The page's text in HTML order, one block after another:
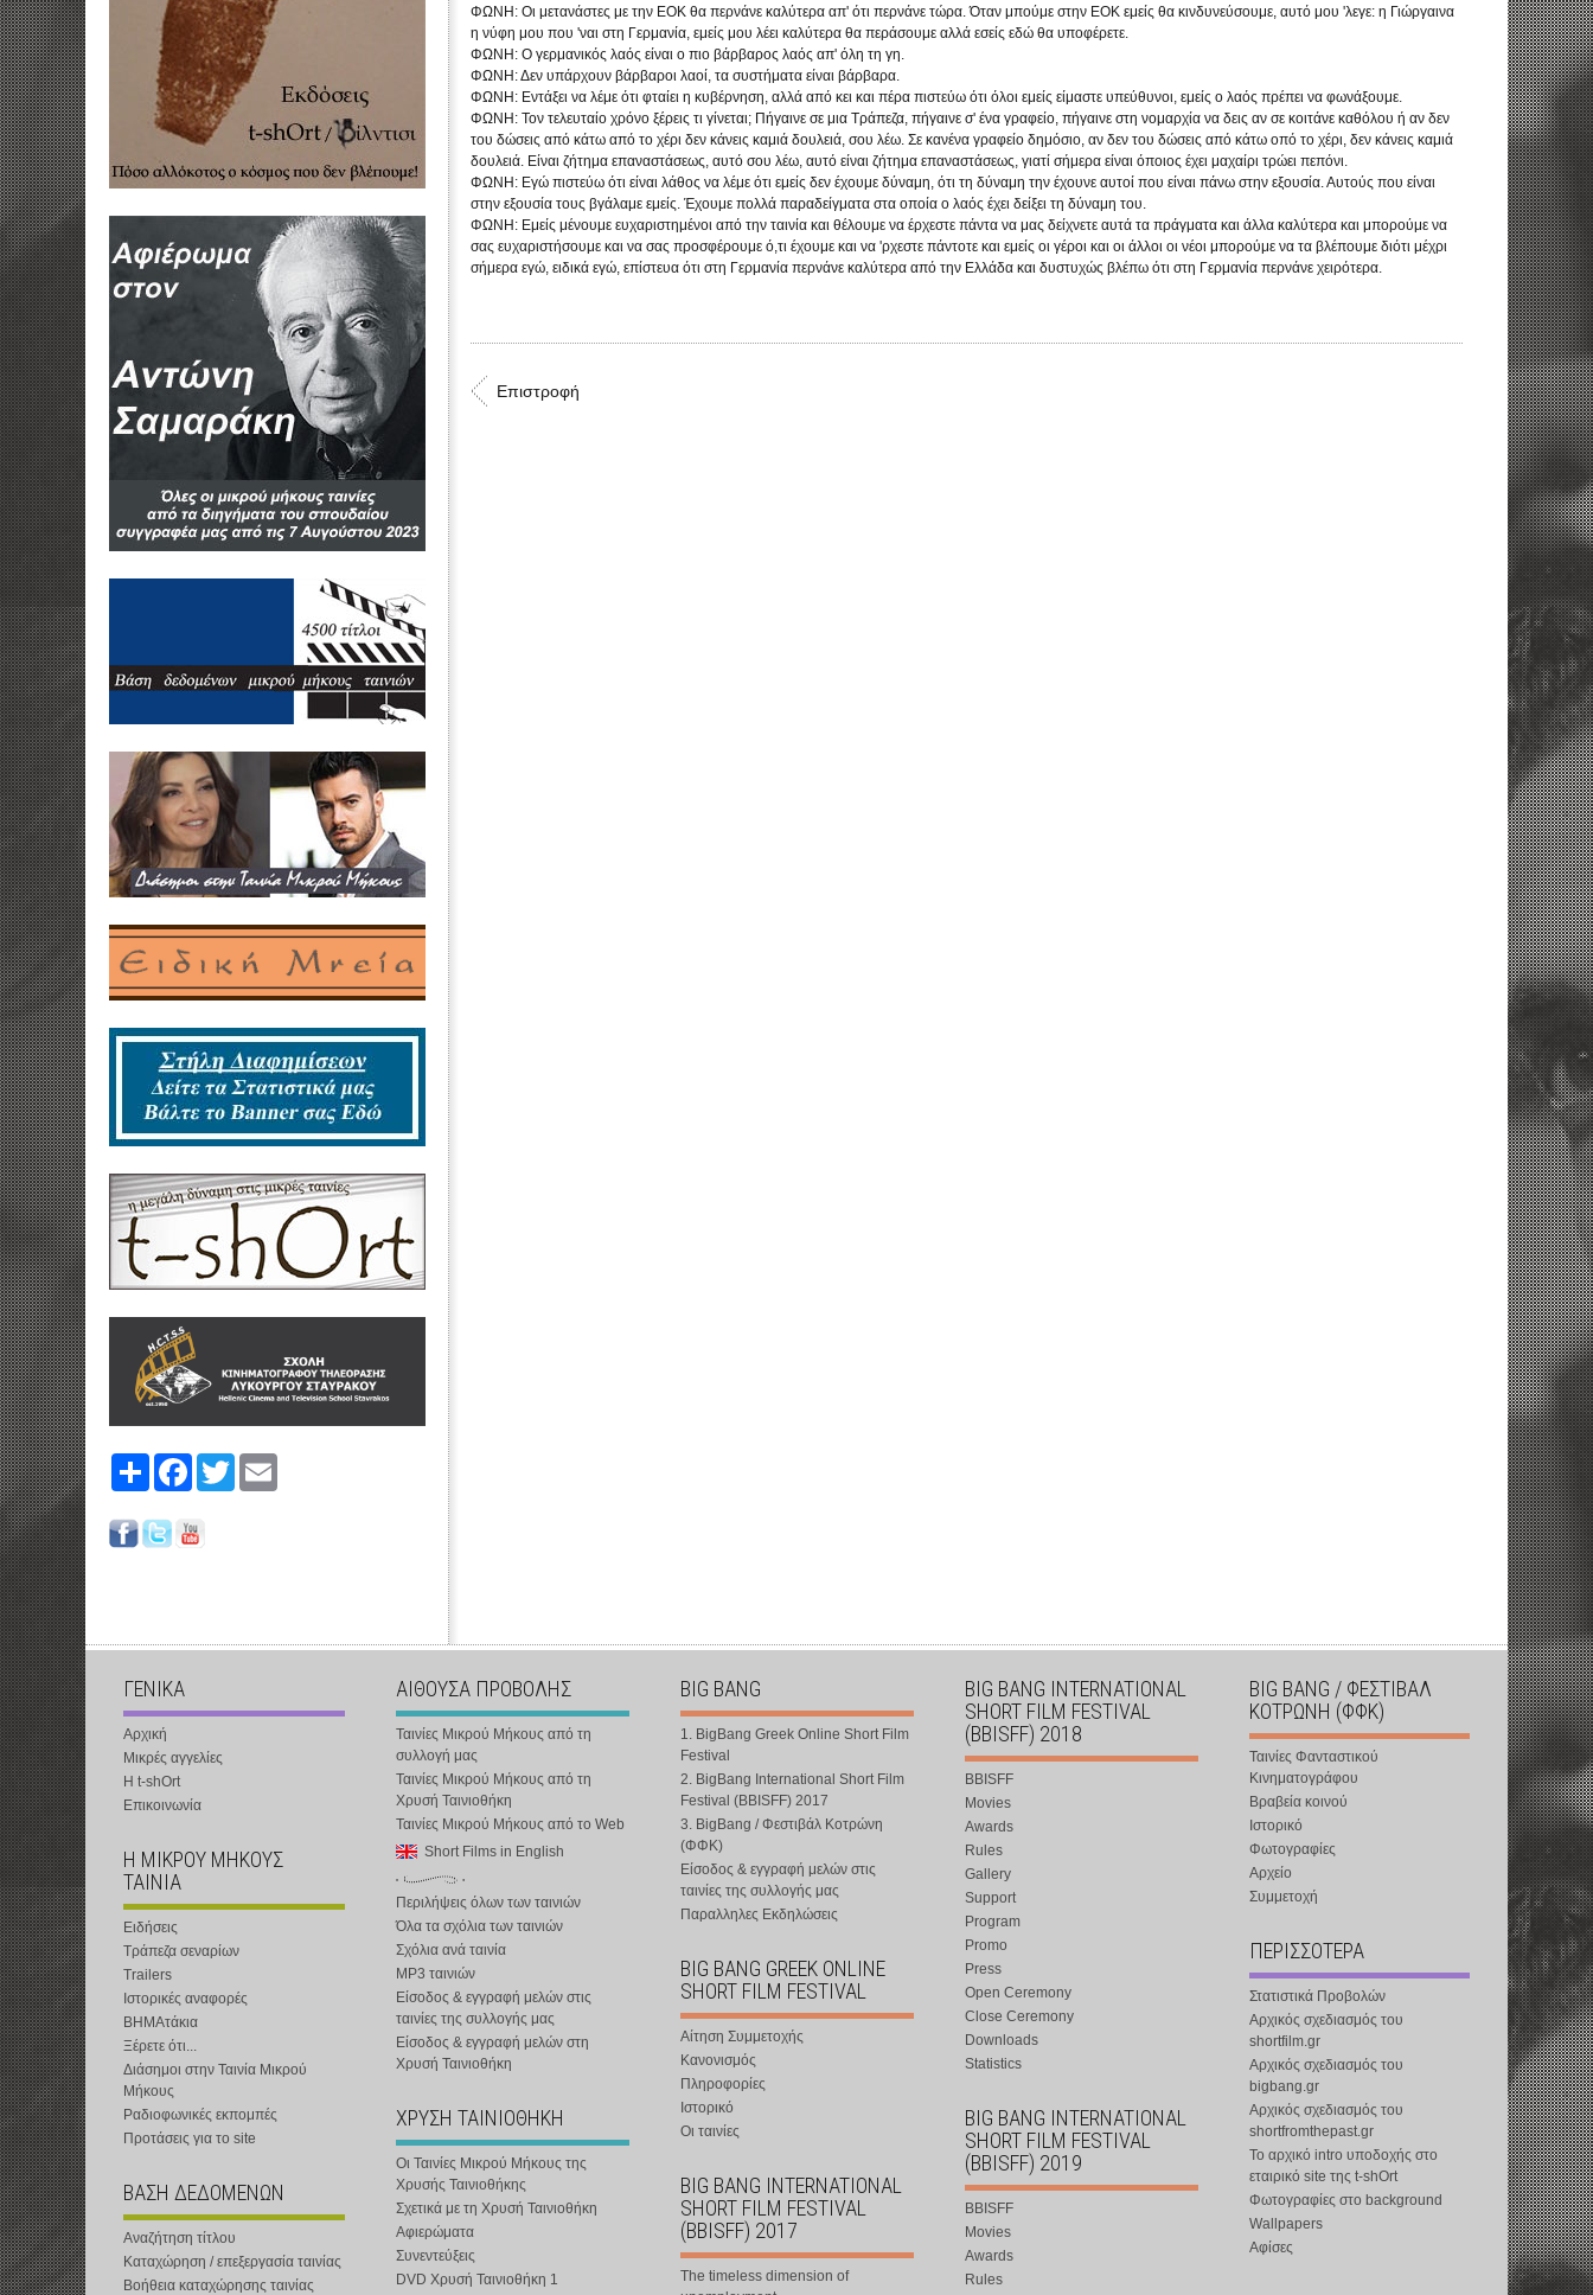
Share FacebookTwitter
ΦΩΝΗ: Οι μετανάστες με την ΕΟΚ θα περνάνε καλύτερα απ' ότι περνάνε τώρα. Όταν μπούμε στην ΕΟΚ εμείς θα κινδυνεύσουμε, αυτό μου 'λεγε: η Γιώργαινα
η νύφη μου που 'ναι στη Γερμανία, εμείς μου λέει καλύτερα θα περάσουμε αλλά εσείς εδώ θα υποφέρετε.
ΦΩΝΗ: Ο γερμανικός λαός είναι ο πιο βάρβαρος λαός απ' όλη τη γη.
ΦΩΝΗ: Δεν υπάρχουν βάρβαροι λαοί, τα συστήματα είναι βάρβαρα.
ΦΩΝΗ: Εντάξει να λέμε ότι φταίει η κυβέρνηση, αλλά από κει και πέρα πιστεύω ότι όλοι εμείς είμαστε υπεύθυνοι, εμείς ο λαός πρέπει να φωνάξουμε.
ΦΩΝΗ: Τον τελευταίο χρόνο ξέρεις τι γίνεται; Πήγαινε σε μια Τράπεζα, πήγαινε σ' ένα γραφείο, πήγαινε στη νομαρχία να δεις αν σε κοιτάνε καθόλου ή αν δεν
του δώσεις από κάτω από το χέρι δεν κάνεις καμιά δουλειά, σου λέω. Σε κανένα γραφείο δημόσιο, αν δεν του δώσεις από κάτω οπό το χέρι, δεν κάνεις καμιά
δουλειά. Είναι ζήτημα επαναστάσεως, αυτό σου λέω, αυτό είναι ζήτημα επαναστάσεως, γιατί σήμερα είναι όποιος έχει μαχαίρι τρώει πεπόνι.
ΦΩΝΗ: Εγώ πιστεύω ότι είναι λάθος να λέμε ότι εμείς δεν έχουμε δύναμη, ότι τη δύναμη την έχουνε αυτοί που είναι πάνω στην εξουσία. Αυτούς που είναι
στην εξουσία τους βγάλαμε εμείς. Έχουμε πολλά παραδείγματα στα οποία ο λαός έχει δείξει τη δύναμη του.
ΦΩΝΗ: Εμείς μένουμε ευχαριστημένοι από την ταινία και θέλουμε να έρχεστε πάντα να μας δείχνετε αυτά τα πράγματα και άλλα καλύτερα και μπορούμε να
σας ευχαριστήσουμε και να σας προσφέρουμε ό,τι έχουμε και να 'ρχεστε πάντοτε και εμείς οι γέροι και οι άλλοι οι νέοι μπορούμε να τα βλέπουμε διότι μέχρι
σήμερα εγώ, ειδικά εγώ, επίστευα ότι στη Γερμανία περνάνε καλύτερα από την Ελλάδα και δυστυχώς βλέπω ότι στη Γερμανία περνάνε χειρότερα.
Επιστροφή
ΓΕΝΙΚΑ
Αρχική
Μικρές αγγελίες
Η t-shOrt
Επικοινωνία
Η ΜΙΚΡΟΥ ΜΗΚΟΥΣ
ΤΑΙΝΙΑ
Ειδήσεις
Τράπεζα σεναρίων
Trailers
Ιστορικές αναφορές
ΒΗΜΑτάκια
Ξέρετε ότι...
Διάσημοι στην Ταινία Μικρού
Μήκους
Ραδιοφωνικές εκπομπές
Προτάσεις για το site
ΒΑΣΗ ΔΕΔΟΜΕΝΩΝ
Αναζήτηση τίτλου
Καταχώρηση / επεξεργασία ταινίας
Βοήθεια καταχώρησης ταινίας
ΑΙΘΟΥΣΑ ΠΡΟΒΟΛΗΣ
Ταινίες Μικρού Μήκους από τη
συλλογή μας
Ταινίες Μικρού Μήκους από τη
Χρυσή Ταινιοθήκη
Ταινίες Μικρού Μήκους από το Web
Short Films in English
Περιλήψεις όλων των ταινιών
Όλα τα σχόλια των ταινιών
Σχόλια ανά ταινία
MP3 ταινιών
Είσοδος & εγγραφή μελών στις
ταινίες της συλλογής μας
Είσοδος & εγγραφή μελών στη
Χρυσή Ταινιοθήκη
ΧΡΥΣΗ ΤΑΙΝΙΟΘΗΚΗ
Οι Ταινίες Μικρού Μήκους της
Χρυσής Ταινιοθήκης
Σχετικά με τη Χρυσή Ταινιοθήκη
Αφιερώματα
Συνεντεύξεις
DVD Χρυσή Ταινιοθήκη 1
BIG BANG
1. BigBang Greek Online Short Film
Festival
2. BigBang International Short Film
Festival (BBISFF) 2017
3. BigBang / Φεστιβάλ Κοτρώνη
(ΦΦΚ)
Είσοδος & εγγραφή μελών στις
ταινίες της συλλογής μας
Παραλληλες Εκδηλώσεις
BIG BANG GREEK ONLINE
SHORT FILM FESTIVAL
Αίτηση Συμμετοχής
Κανονισμός
Πληροφορίες
Ιστορικό
Οι ταινίες
BIG BANG INTERNATIONAL
SHORT FILM FESTIVAL
(BBISFF) 2017
The timeless dimension of
BIG BANG INTERNATIONAL
SHORT FILM FESTIVAL
(BBISFF) 2018
BBISFF
Movies
Awards
Rules
Gallery
Support
Program
Promo
Press
Open Ceremony
Close Ceremony
Downloads
Statistics
BIG BANG INTERNATIONAL
SHORT FILM FESTIVAL
(BBISFF) 2019
BBISFF
Movies
Awards
Rules
BIG BANG / ΦΕΣΤΙΒΑΛ
ΚΟΤΡΩΝΗ (ΦΦΚ)
Ταινίες Φανταστικού
Κινηματογράφου
Βραβεία κοινού
Ιστορικό
Φωτογραφίες
Αρχείο
Συμμετοχή
ΠΕΡΙΣΣΟΤΕΡΑ
Στατιστικά Προβολών
Αρχικός σχεδιασμός του
shortfilm.gr
Αρχικός σχεδιασμός του
bigbang.gr
Αρχικός σχεδιασμός του
shortfromthepast.gr
Το αρχικό intro υποδοχής στο
εταιρικό site της t-shOrt
Φωτογραφίες στο background
Wallpapers
Αφίσες